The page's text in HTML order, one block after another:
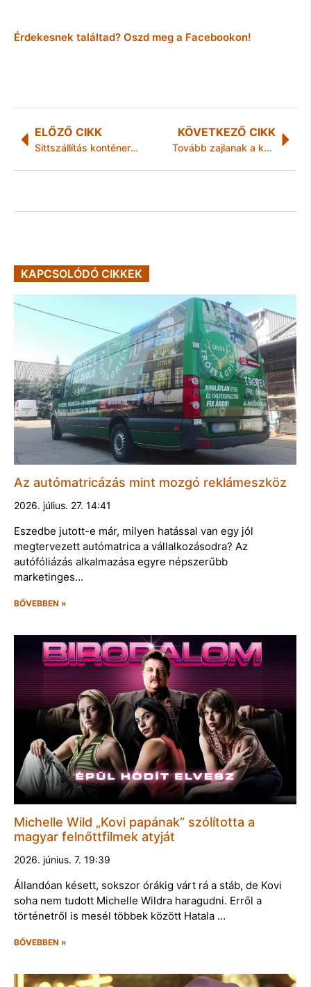
Érdekesnek találtad? Oszd meg a Facebookon!
ELŐZŐ CIKK
Sittszállítás konténerrel a 9. kerületben, Ferencvárosban
KÖVETKEZŐ CIKK
Tovább zajlanak a közétkeztető konyhák élelmiszerbiztonsági, –higiéniai és –minőségi minősítései
KAPCSOLÓDÓ CIKKEK
Az autómatricázás mint mozgó reklámeszköz
2026. július. 27. 14:41
Eszedbe jutott-e már, milyen hatással van egy jól
megtervezett autómatrica a vállalkozásodra? Az
autófóliázás alkalmazása egyre népszerűbb
marketinges…
BŐVEBBEN »
Michelle Wild „Kovi papának” szólította a
magyar felnőttfilmek atyját
2026. június. 7. 19:39
Állandóan késett, sokszor órákig várt rá a stáb, de Kovi
soha nem tudott Michelle Wildra haragudni. Erről a
történetről is mesél többek között Hatala …
BŐVEBBEN »